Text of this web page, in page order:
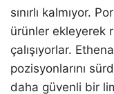
sınırlı kalmıyor.
ürünler ekleyerek
çalışıyorlar.
pozisyonlarını
daha güvenli bir